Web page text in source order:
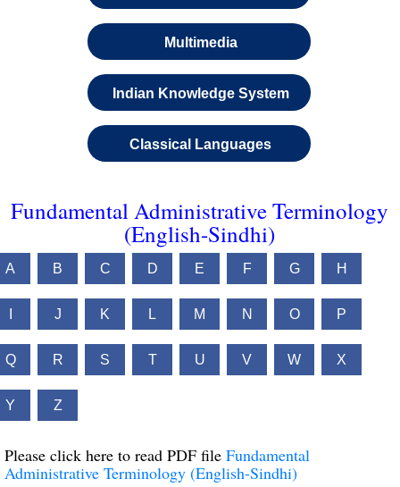
Multimedia
Indian Knowledge System
Classical Languages
Fundamental Administrative Terminology
(English-Sindhi)
A B C D E F G H
J K L M N O P
Q R S T U V W X
Y Z
Please click here to read PDF file Fundamental
Administrative Terminology (English-Sindhi)